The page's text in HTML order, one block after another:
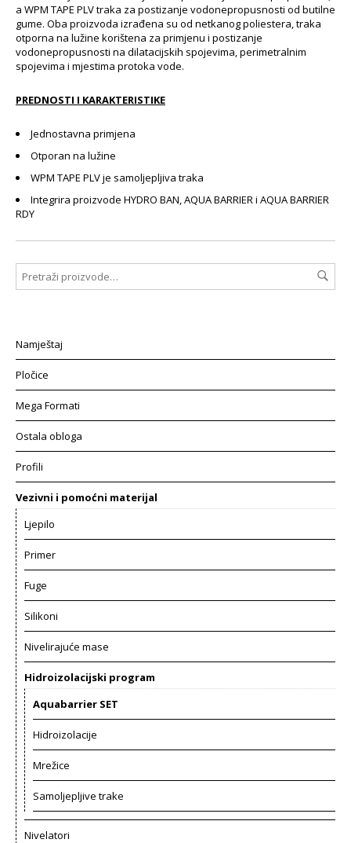
a WPM TAPE PLV traka za postizanje vodonepropusnosti od butilne
gume. Oba proizvoda izrađena su od netkanog poliestera, traka
otporna na lužine korištena za primjenu i postizanje
vodonepropusnosti na dilatacijskih spojevima, perimetralnim
spojevima i mjestima protoka vode.
PREDNOSTI I KARAKTERISTIKE
Jednostavna primjena
Otporan na lužine
WPM TAPE PLV je samoljepljiva traka
Integrira proizvode HYDRO BAN, AQUA BARRIER i AQUA BARRIER
RDY
Namještaj
Pločice
Mega Formati
Ostala obloga
Profili
Vezivni i pomoćni materijal
Ljepilo
Primer
Fuge
Silikoni
Nivelirajuće mase
Hidroizolacijski program
Aquabarrier SET
Hidroizolacije
Mrežice
Samoljepljive trake
Nivelatori